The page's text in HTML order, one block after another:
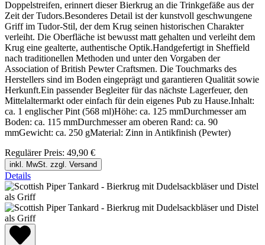
Doppelstreifen, erinnert dieser Bierkrug an die Trinkgefäße aus der
Zeit der Tudors.Besonderes Detail ist der kunstvoll geschwungene
Griff im Tudor-Stil, der dem Krug seinen historischen Charakter
verleiht. Die Oberfläche ist bewusst matt gehalten und verleiht dem
Krug eine gealterte, authentische Optik.Handgefertigt in Sheffield
nach traditionellen Methoden und unter den Vorgaben der
Association of British Pewter Craftsmen. Die Touchmarks des
Herstellers sind im Boden eingeprägt und garantieren Qualität sowie
Herkunft.Ein passender Begleiter für das nächste Lagerfeuer, den
Mittelaltermarkt oder einfach für dein eigenes Pub zu Hause.Inhalt:
ca. 1 englischer Pint (568 ml)Höhe: ca. 125 mmDurchmesser am
Boden: ca. 115 mmDurchmesser am oberen Rand: ca. 90
mmGewicht: ca. 250 gMaterial: Zinn in Antikfinish (Pewter)
Regulärer Preis: 49,90 €
inkl. MwSt. zzgl. Versand
Details